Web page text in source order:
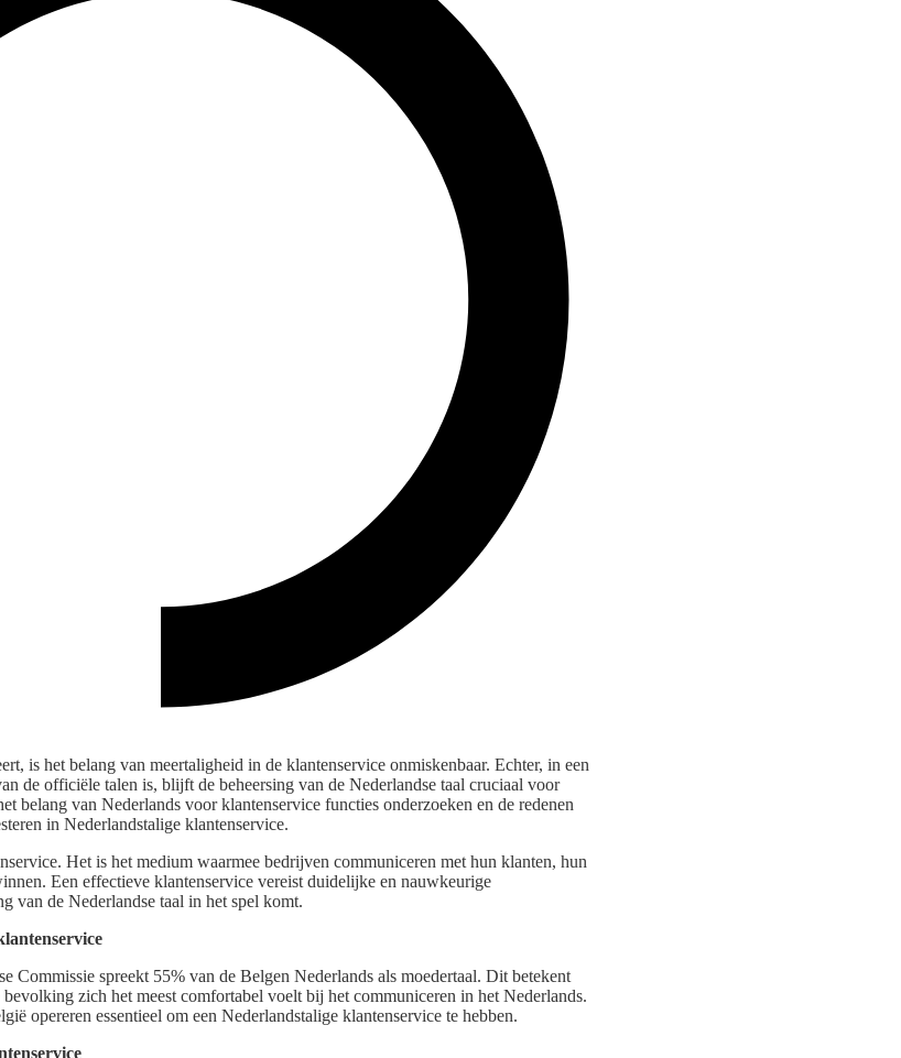
is het belang van meertaligheid in de klantenservice onmiskenbaar. Echter, in een
de officiële talen is, blijft de beheersing van de Nederlandse taal cruciaal voor
belang van Nederlands voor klantenservice functies onderzoeken en de redenen
in Nederlandstalige klantenservice.
Het is het medium waarmee bedrijven communiceren met hun klanten, hun
Een effectieve klantenservice vereist duidelijke en nauwkeurige
van de Nederlandse taal in het spel komt.
Commissie spreekt 55% van de Belgen Nederlands als moedertaal. Dit betekent
zich het meest comfortabel voelt bij het communiceren in het Nederlands.
opereren essentieel om een Nederlandstalige klantenservice te hebben.